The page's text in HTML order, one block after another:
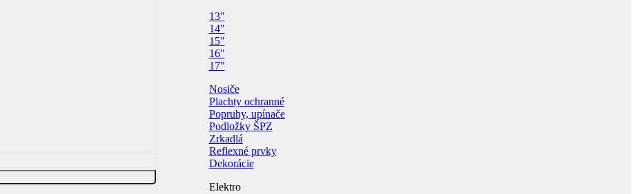
13"
14"
15"
16"
17"
Nosiče
Plachty ochranné
Popruhy, upínače
Podložky ŠPZ
Zrkadlá
Reflexné prvky
Dekorácie
Elektro